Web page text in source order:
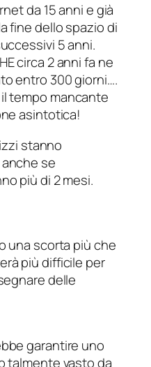
da 15 anni e già
fine dello spazio di
5 anni.
circa 2 anni fa ne
entro 300 giorni….
tempo mancante
asintotica!
stanno
se
più di 2 mesi.
una scorta più che
più difficile per
delle
garantire uno
talmente vasto da